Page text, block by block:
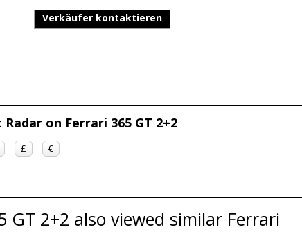
Verkäufer kontaktieren
on Ferrari 365 GT 2+2
£ €
GT 2+2 also viewed similar Ferrari